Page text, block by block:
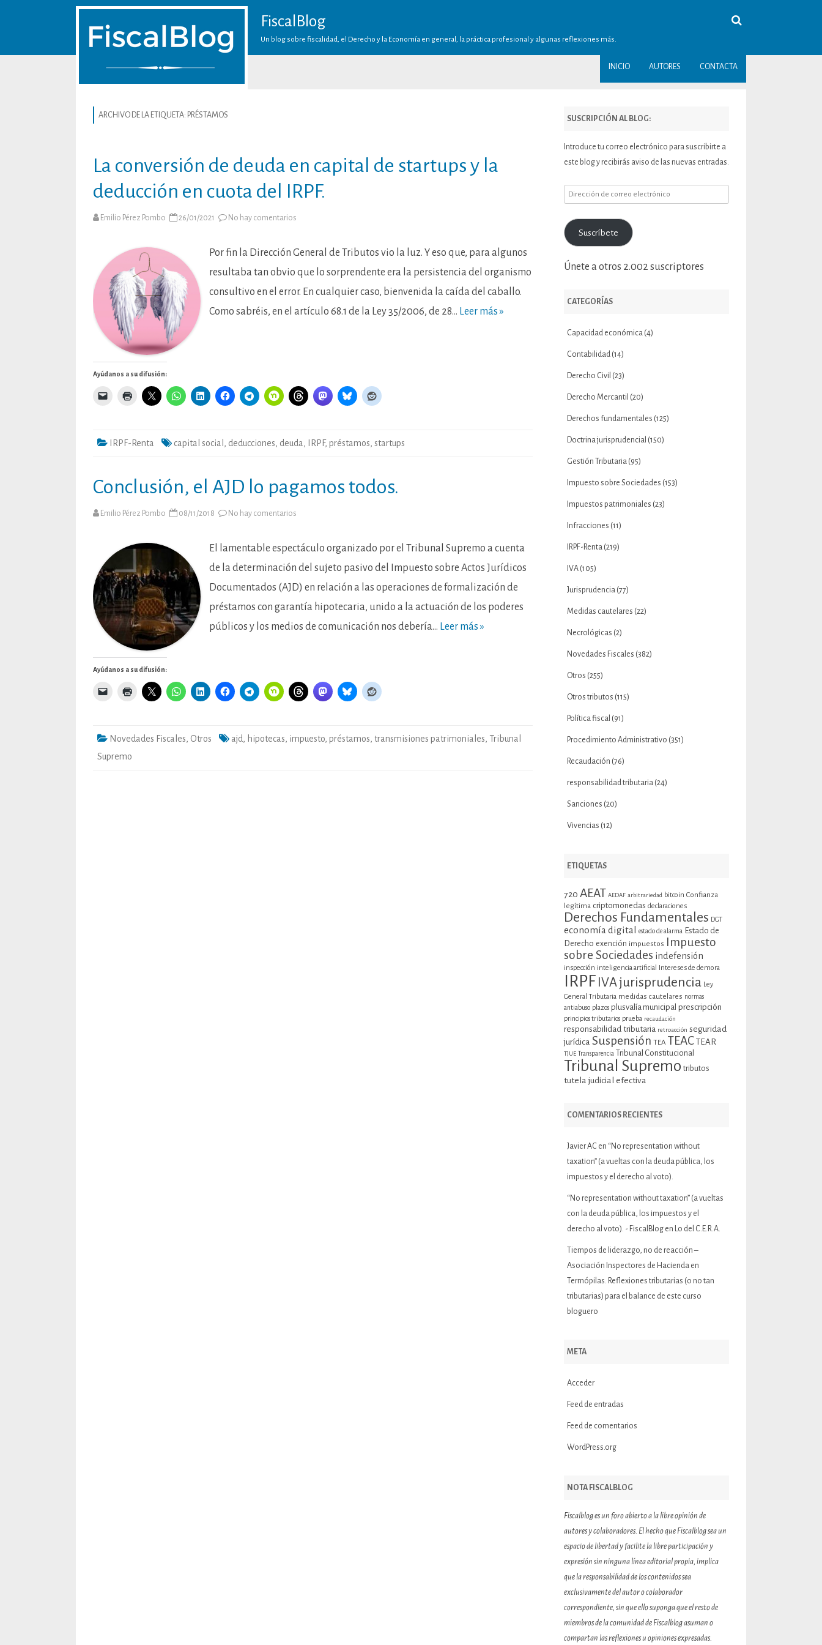
FiscalBlog
Un blog sobre fiscalidad, el Derecho y la Economía en general, la práctica profesional y algunas reflexiones más.
INICIO AUTORES CONTACTA
ARCHIVO DE LA ETIQUETA: PRÉSTAMOS
La conversión de deuda en capital de startups y la
deducción en cuota del IRPF.
Emilio Pérez Pombo 26/01/2021 No hay comentarios
deuda
capital
de
y
deducción
Por fin la Dirección General de Tributos vio la luz. Y eso que, para algunos
resultaba tan obvio que lo sorprendente era la persistencia del organismo
consultivo en el error. En cualquier caso, bienvenida la caída del caballo.
Como sabréis, en el artículo 68.1 de la Ley 35/2006, de 28… Leer más »
Ayúdanos a su difusión:
IRPF-Renta capital social , deducciones, deuda , IRPF, préstamos, startups
Conclusión, el AJD lo pagamos todos.
Emilio Pérez Pombo 08/11/2018 No hay comentarios
lo
todos.
El lamentable espectáculo organizado por el Tribunal Supremo a cuenta
de la determinación del sujeto pasivo del Impuesto sobre Actos Jurídicos
Documentados (AJD) en relación a las operaciones de formalización de
préstamos con garantía hipotecaria, unido a la actuación de los poderes
públicos y los medios de comunicación nos debería… Leer más »
Ayúdanos a su difusión:
Novedades Fiscales, Otros ajd , hipotecas, impuesto, préstamos, transmisiones patrimoniales, Tribunal
Supremo
SUSCRIPCIÓN AL BLOG:
Introduce tu correo electrónico para suscribirte a
este blog y recibirás aviso de las nuevas entradas.
Dirección
correo
electrónico
Suscríbete
Únete a otros 2.002 suscriptores
CATEGORÍAS
Capacidad económica(4)
Contabilidad(14)
Derecho Civil (23)
Derecho Mercantil (20)
Derechos fundamentales (125)
Doctrina jurisprudencial (150)
Gestión Tributaria(95)
Impuesto sobre Sociedades (153)
Impuestos patrimoniales (23)
Infracciones (11)
IRPF-Renta(219)
IVA(105)
Jurisprudencia(77)
Medidas cautelares (22)
Necrológicas (2)
Novedades Fiscales (382)
Otros (255)
Otros tributos (115)
Política fiscal (91)
Procedimiento Administrativo (351)
Recaudación (76)
responsabilidad tributaria(24)
Sanciones (20)
Vivencias (12)
ETIQUETAS
720 AEAT AEDAF arbitrariedad bitcoin Confianza
legítima criptomonedas declaraciones
Derechos Fundamentales DGT
economía digital estado de alarma
Estado de
Derecho exención impuestos
Impuesto
sobre Sociedades indefensión
inspección inteligencia artificial Intereses de demora
IRPF IVAjurisprudencia Ley
General Tributaria medidas cautelares normas
antiabuso plazos plusvalía municipal prescripción
principios tributarios prueba recaudación
responsabilidad tributaria retroacción seguridad
jurídica Suspensión TEA TEAC TEAR
TJUE Transparencia Tribunal Constitucional
Tribunal Supremo tributos
tutela judicial efectiva
COMENTARIOS RECIENTES
Javier AC en “No representation without
taxation” (a vueltas con la deuda pública, los
impuestos y el derecho al voto).
“No representation without taxation” (a vueltas
con la deuda pública, los impuestos y el
derecho al voto). - FiscalBlogen Lo del C.E.R.A.
Tiempos de liderazgo, no de reacción –
Asociación Inspectores de Haciendaen
Termópilas. Reflexiones tributarias (o no tan
tributarias) para el balance de este curso
bloguero
META
Acceder
Feed de entradas
Feed de comentarios
WordPress.org
NOTA FISCALBLOG
Fiscalblog es un foro abierto a la libre opinión de
autores y colaboradores. El hecho que Fiscalblog sea un
espacio de libertad y facilite la libre participación y
expresión sin ninguna línea editorial propia, implica
que la responsabilidad de los contenidos sea
exclusivamente del autor o colaborador
correspondiente, sin que ello suponga que el resto de
miembros de la comunidad de Fiscalblog asuman o
compartan las reflexiones u opiniones expresadas.